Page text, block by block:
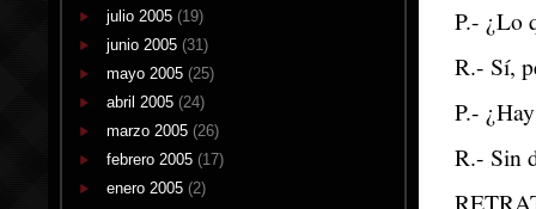
julio 2005 (19)
junio 2005 (31)
mayo 2005 (25)
abril 2005 (24)
marzo 2005 (26)
febrero 2005 (17)
enero 2005 (2)
P.- ¿Lo
R.- Sí,
P.-
R.- Sin